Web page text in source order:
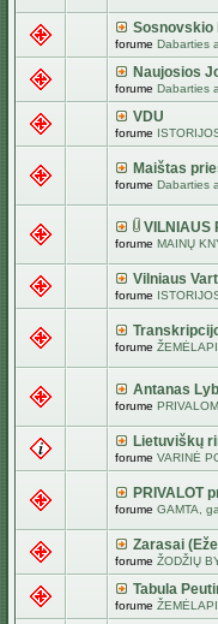
Sosnovskio
forume Dabarties
Naujosios
forume Dabarties
VDU
forume
Maištas
forume Dabarties
VILNIAUS
forume MAINŲ
Vilniaus
forume
forume
Antanas
forume
Lietuviškų
forume VARINĖ
PRIVALOT
forume GAMTA,
Zarasai
forume ŽODŽIŲ
Tabula
forume